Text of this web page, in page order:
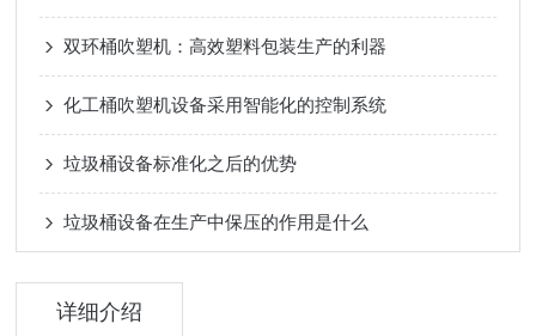
双环桶吹塑机：高效塑料包装生产的利器
化工桶吹塑机设备采用智能化的控制系统
垃圾桶设备标准化之后的优势
垃圾桶设备在生产中保压的作用是什么
详细介绍